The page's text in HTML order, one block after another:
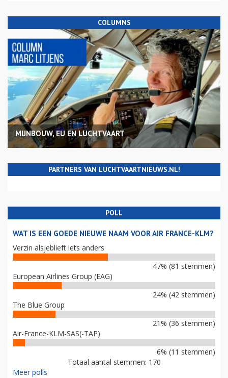
COLUMNS
MIJNBOUW, EU EN LUCHTVAART
PARTNERS VAN LUCHTVAARTNIEUWS.NL!
POLL
WAT IS EEN GOEDE NIEUWE NAAM VOOR AIR FRANCE-KLM?
Verzin alsjeblieft iets anders
47% (81 stemmen)
European Airlines Group (EAG)
24% (42 stemmen)
The Blue Group
21% (36 stemmen)
Air-France-KLM-SAS(-TAP)
6% (11 stemmen)
Totaal aantal stemmen: 170
Meer polls